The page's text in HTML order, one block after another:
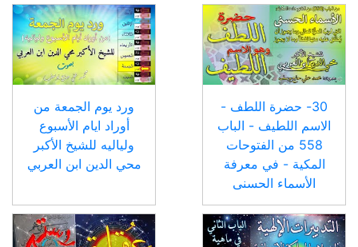
30- حضرة اللطف -
الاسم اللطيف - الباب
558 من الفتوحات
المكية - في معرفة
الأسماء الحسنى
ورد يوم الجمعة من
أوراد ايام الأسبوع
ولياليه للشيخ الأكبر
محي الدين ابن العربي